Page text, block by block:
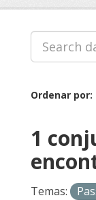
Ordenar por
1
Temas: